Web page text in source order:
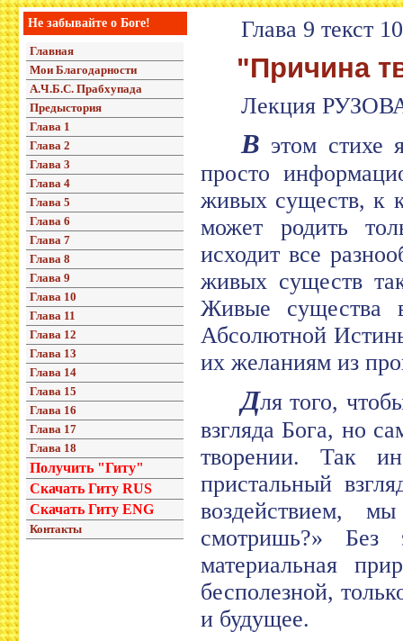
Не забывайте о Боге!
Главная
Мои Благодарности
А.Ч.Б.С. Прабхупада
Предыстория
Глава 1
Глава 2
Глава 3
Глава 4
Глава 5
Глава 6
Глава 7
Глава 8
Глава 9
Глава 10
Глава 11
Глава 12
Глава 13
Глава 14
Глава 15
Глава 16
Глава 17
Глава 18
Получить "Гиту"
Скачать Гиту RUS
Скачать Гиту ENG
Контакты
Глава 9 текст 10
"Причина
Лекция
В этом стихе
просто
живых существ, к
может родить
исходит все
живых существ
Живые существа
Абсолютной
их желаниям из
Для того,
взгляда Бога, но
творении. Так
пристальный
воздействием,
смотришь?» Без
материальная
бесполезной,
и будущее.